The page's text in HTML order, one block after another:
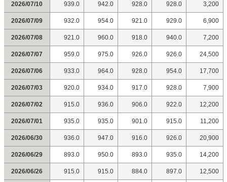
2026/07/10 939.0 942.0 928.0 928.0 3,200
2026/07/09 932.0 954.0 921.0 929.0 6,900
2026/07/08 921.0 960.0 918.0 940.0 7,200
2026/07/07 959.0 975.0 926.0 926.0 24,500
2026/07/06 933.0 964.0 928.0 954.0 17,700
2026/07/03 920.0 934.0 917.0 928.0 7,900
2026/07/02 915.0 936.0 906.0 922.0 12,200
2026/07/01 935.0 935.0 901.0 915.0 11,200
2026/06/30 936.0 947.0 916.0 926.0 20,900
2026/06/29 893.0 950.0 893.0 935.0 14,200
2026/06/26 915.0 915.0 884.0 897.0 12,500